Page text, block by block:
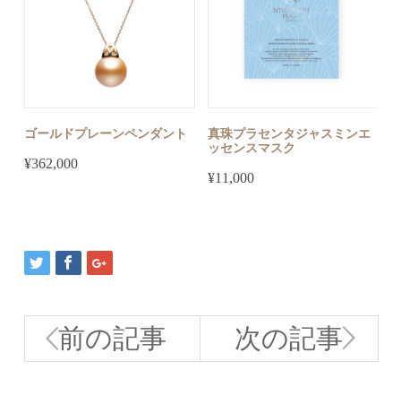
ゴールドプレーンペンダント
¥362,000
真珠プラセンタジャスミンエ
ッセンスマスク
¥11,000
前の記事 次の記事